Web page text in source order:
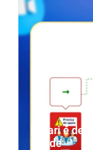
Parari é
Saúde